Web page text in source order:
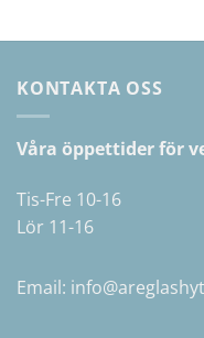
flera
De
olika
alternativen
kan
på
produktsidan
KONTAKTA OSS
Våra öppettider för
Tis-Fre 10-16
Lör 11-16
Email: